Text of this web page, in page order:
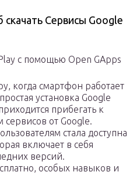
скачать Сервисы Google
с помощью Open GApps
когда смартфон работает
установка Google
прибегать к
от Google.
стала доступна
включает в себя
версий.
особых навыков и